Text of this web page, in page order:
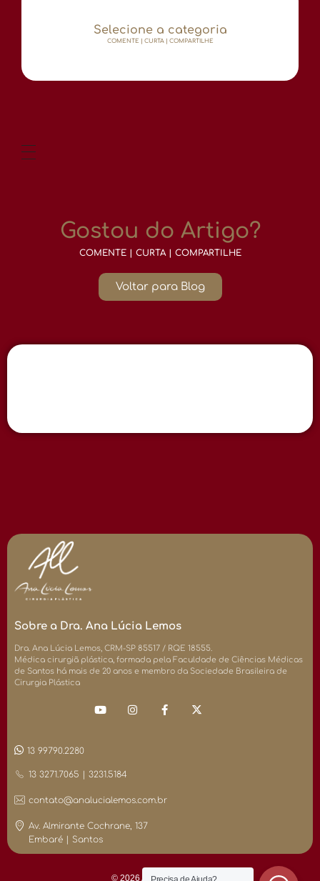
Selecione a categoria
COMENTE | CURTA | COMPARTILHE
Gostou do Artigo?
COMENTE | CURTA | COMPARTILHE
Voltar para Blog
Sobre a Dra. Ana Lúcia Lemos
Dra. Ana Lúcia Lemos, CRM-SP 85517 / RQE 18555.
Médica cirurgiã plástica, formada pela Faculdade de Ciências Médicas
de Santos há mais de 20 anos e membro da Sociedade Brasileira de
Cirurgia Plástica
13 99790.2280
13 3271.7065 | 3231.5184
contato@analucialemos.com.br
Av. Almirante Cochrane, 137
Embaré | Santos
© 2026 Ana Lucia Lemos